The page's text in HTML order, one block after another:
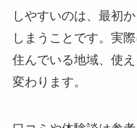
しやすいのは、最初
しまうことです。実
住んでいる地域、使
変わります。